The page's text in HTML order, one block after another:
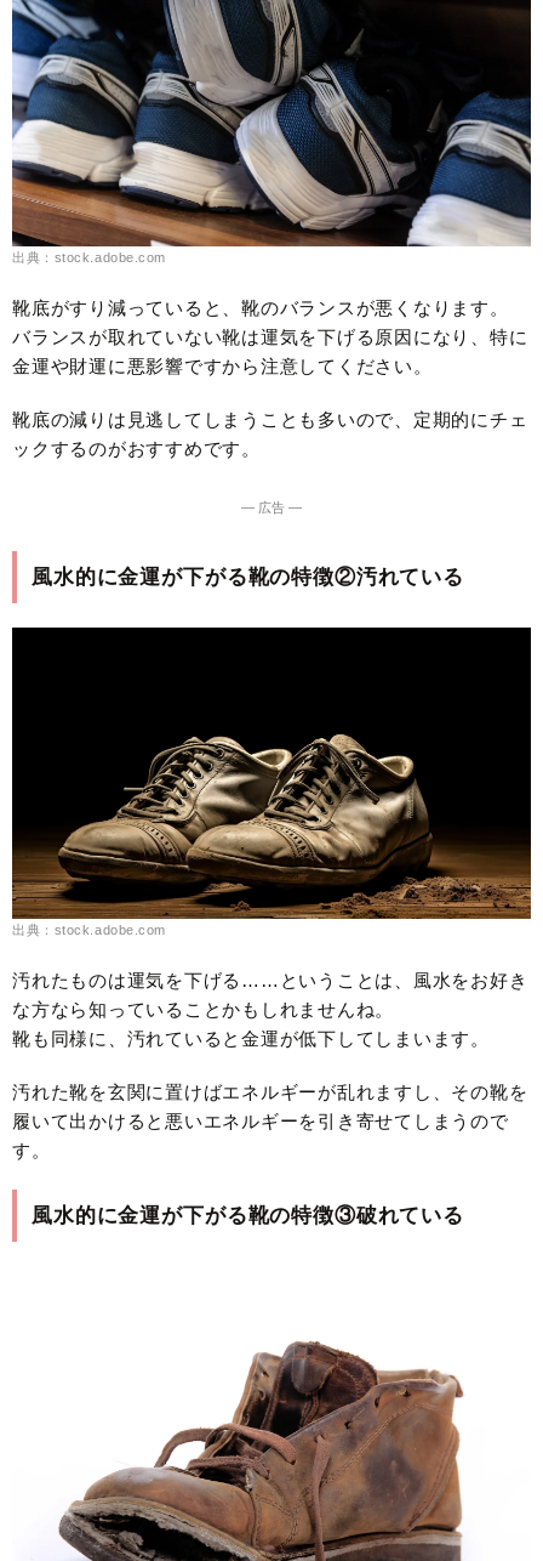
出典：stock.adobe.com
靴底がすり減っていると、靴のバランスが悪くなります。
バランスが取れていない靴は運気を下げる原因になり、特に
金運や財運に悪影響ですから注意してください。
靴底の減りは見逃してしまうことも多いので、定期的にチェ
ックするのがおすすめです。
― 広告 ―
風水的に金運が下がる靴の特徴②汚れている
出典：stock.adobe.com
汚れたものは運気を下げる……ということは、風水をお好き
な方なら知っていることかもしれませんね。
靴も同様に、汚れていると金運が低下してしまいます。
汚れた靴を玄関に置けばエネルギーが乱れますし、その靴を
履いて出かけると悪いエネルギーを引き寄せてしまうので
す。
風水的に金運が下がる靴の特徴③破れている